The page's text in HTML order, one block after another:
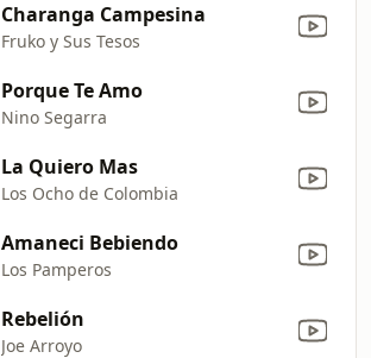
Charanga Campesina
Fruko y Sus Tesos
Porque Te Amo
Nino Segarra
La Quiero Mas
Los Ocho de Colombia
Amaneci Bebiendo
Los Pamperos
Rebelión
Joe Arroyo